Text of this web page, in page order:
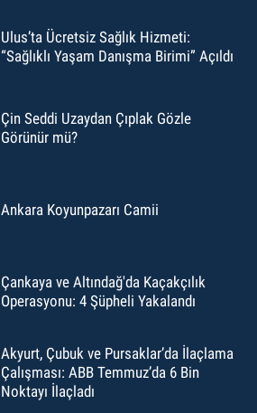
Ulus’ta Ücretsiz Sağlık Hizmeti:
“Sağlıklı Yaşam Danışma Birimi” Açıldı
Çin Seddi Uzaydan Çıplak Gözle
Görünür mü?
Ankara Koyunpazarı Camii
Çankaya ve Altındağ'da Kaçakçılık
Operasyonu: 4 Şüpheli Yakalandı
Akyurt, Çubuk ve Pursaklar’da İlaçlama
Çalışması: ABB Temmuz’da 6 Bin
Noktayı İlaçladı